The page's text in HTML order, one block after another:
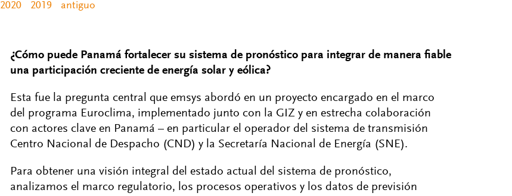
2020 2019 antiguo
¿Cómo puede Panamá fortalecer su sistema de pronóstico para integrar de manera fiable
una participación creciente de energía solar y eólica?
Esta fue la pregunta central que emsys abordó en un proyecto encargado en el marco
del programa Euroclima, implementado junto con la GIZ y en estrecha colaboración
con actores clave en Panamá – en particular el operador del sistema de transmisión
Centro Nacional de Despacho (CND) y la Secretaría Nacional de Energía (SNE).
Para obtener una visión integral del estado actual del sistema de pronóstico,
analizamos el marco regulatorio, los procesos operativos y los datos de previsión